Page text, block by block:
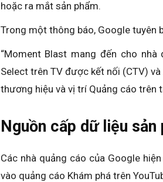
hoặc ra mắt sản phẩm.
Trong một thông báo, Google tuyên
“Moment Blast mang đến cho
Select trên TV được kết nối (CTV)
thương hiệu và vị trí Quảng cáo trên
Nguồn cấp dữ liệu
Các nhà quảng cáo của Google
vào quảng cáo Khám phá trên